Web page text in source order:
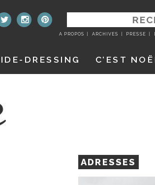
RECHERCHER
:
A PROPOS ARCHIVES PRESSE
DRESSING C’EST
ADRESSES